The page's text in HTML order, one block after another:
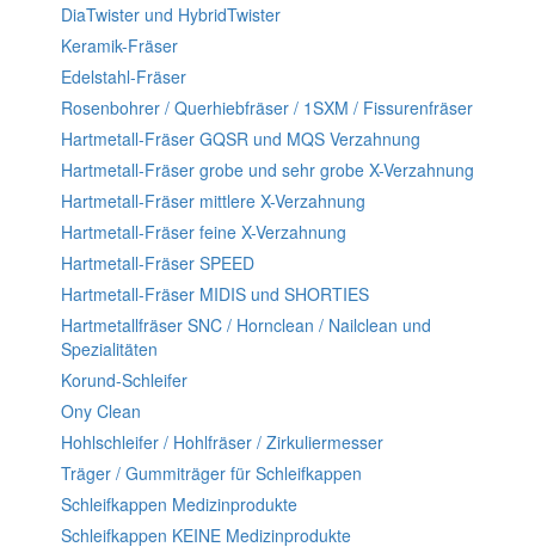
DiaTwister und HybridTwister
Keramik-Fräser
Edelstahl-Fräser
Rosenbohrer / Querhiebfräser / 1SXM / Fissurenfräser
Hartmetall-Fräser GQSR und MQS Verzahnung
Hartmetall-Fräser grobe und sehr grobe X-Verzahnung
Hartmetall-Fräser mittlere X-Verzahnung
Hartmetall-Fräser feine X-Verzahnung
Hartmetall-Fräser SPEED
Hartmetall-Fräser MIDIS und SHORTIES
Hartmetallfräser SNC / Hornclean / Nailclean und
Spezialitäten
Korund-Schleifer
Ony Clean
Hohlschleifer / Hohlfräser / Zirkuliermesser
Träger / Gummiträger für Schleifkappen
Schleifkappen Medizinprodukte
Schleifkappen KEINE Medizinprodukte